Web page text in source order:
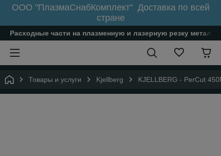
ООО "ПлазмаСнабКомплект" Доставка по всей
стране
Расходные части на плазменную и лазерную резку
Товары и услуги Kjellberg KJELLBERG - PerCut